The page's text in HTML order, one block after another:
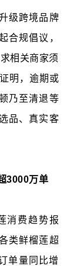
级跨境品牌
合规倡议，
相关商家须
明，逾期或
乃至清退等
品、真实客
3000万单
消费趋势报
类鲜榴莲超
单量同比增